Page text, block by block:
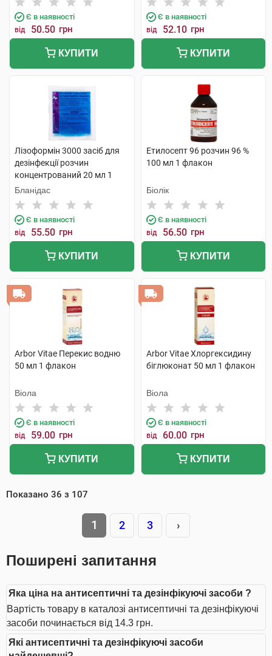
Є в наявності
від 50.50 грн
КУПИТИ
Є в наявності
від 52.10 грн
КУПИТИ
Лізоформін 3000 засіб для
дезінфекції розчин
концентрований 20 мл 1
пакет
Бланідас
Є в наявності
від 55.50 грн
КУПИТИ
Етилосепт 96 розчин 96 %
100 мл 1 флакон
Біолік
Є в наявності
від 56.50 грн
КУПИТИ
Arbor Vitae Перекис водню
50 мл 1 флакон
Віола
Є в наявності
від 59.00 грн
КУПИТИ
Arbor Vitae Хлоргексидину
біглюконат 50 мл 1 флакон
Віола
Є в наявності
від 60.00 грн
КУПИТИ
Показано 36 з 107
1 2 3 ›
Поширені запитання
Яка ціна на антисептичні та дезінфікуючі засоби ?
Вартість товару в каталозі антисептичні та дезінфікуючі
засоби починається від 14.3 грн.
Які антисептичні та дезінфікуючі засоби